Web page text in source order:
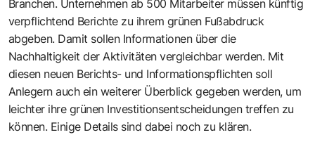
Branchen. Unternehmen ab 500 Mitarbeiter müssen künftig
verpflichtend Berichte zu ihrem grünen Fußabdruck
abgeben. Damit sollen Informationen über die
Nachhaltigkeit der Aktivitäten vergleichbar werden. Mit
diesen neuen Berichts- und Informationspflichten soll
Anlegern auch ein weiterer Überblick gegeben werden, um
leichter ihre grünen Investitionsentscheidungen treffen zu
können. Einige Details sind dabei noch zu klären.